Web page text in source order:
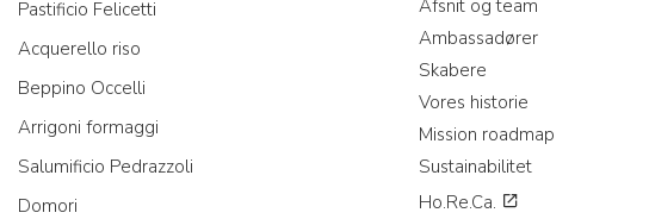
Pastificio Felicetti
Acquerello riso
Beppino Occelli
Arrigoni formaggi
Salumificio Pedrazzoli
Domori
Afsnit og team
Ambassadører
Skabere
Vores historie
Mission roadmap
Sustainabilitet
Ho.Re.Ca.